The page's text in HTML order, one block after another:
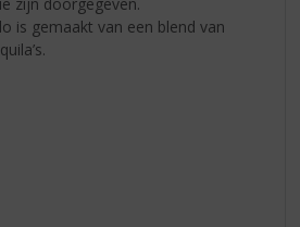
is gemaakt van een blend van
is: